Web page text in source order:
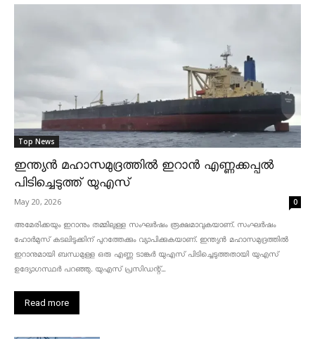
Top News
ഇന്ത്യൻ മഹാസമുദ്രത്തിൽ ഇറാൻ എണ്ണക്കപ്പൽ
പിടിച്ചെടുത്ത് യുഎസ്
May 20, 2026 0
അമേരിക്കയും ഇറാനും തമ്മിലുള്ള സംഘർഷം രൂക്ഷമാവുകയാണ്. സംഘർഷം
ഹോർമുസ് കടലിടുക്കിന് പുറത്തേക്കും വ്യാപിക്കുകയാണ്. ഇന്ത്യൻ മഹാസമുദ്രത്തിൽ
ഇറാനുമായി ബന്ധമുള്ള ഒരു എണ്ണ ടാങ്കർ യുഎസ് പിടിച്ചെടുത്തതായി യുഎസ്
ഉദ്യോഗസ്ഥർ പറഞ്ഞു. യുഎസ് പ്രസിഡന്റ്...
Read more